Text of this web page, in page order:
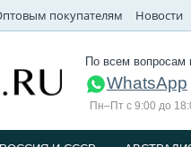
покупателям Новости
По всем вопросам
WhatsApp
Пн–Пт с 9:00 до